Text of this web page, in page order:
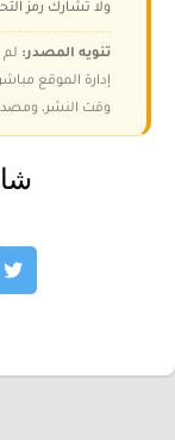
ولا تُشارك رمز
تنويه المصدر: لم
إدارة الموقع
وقت النشر،